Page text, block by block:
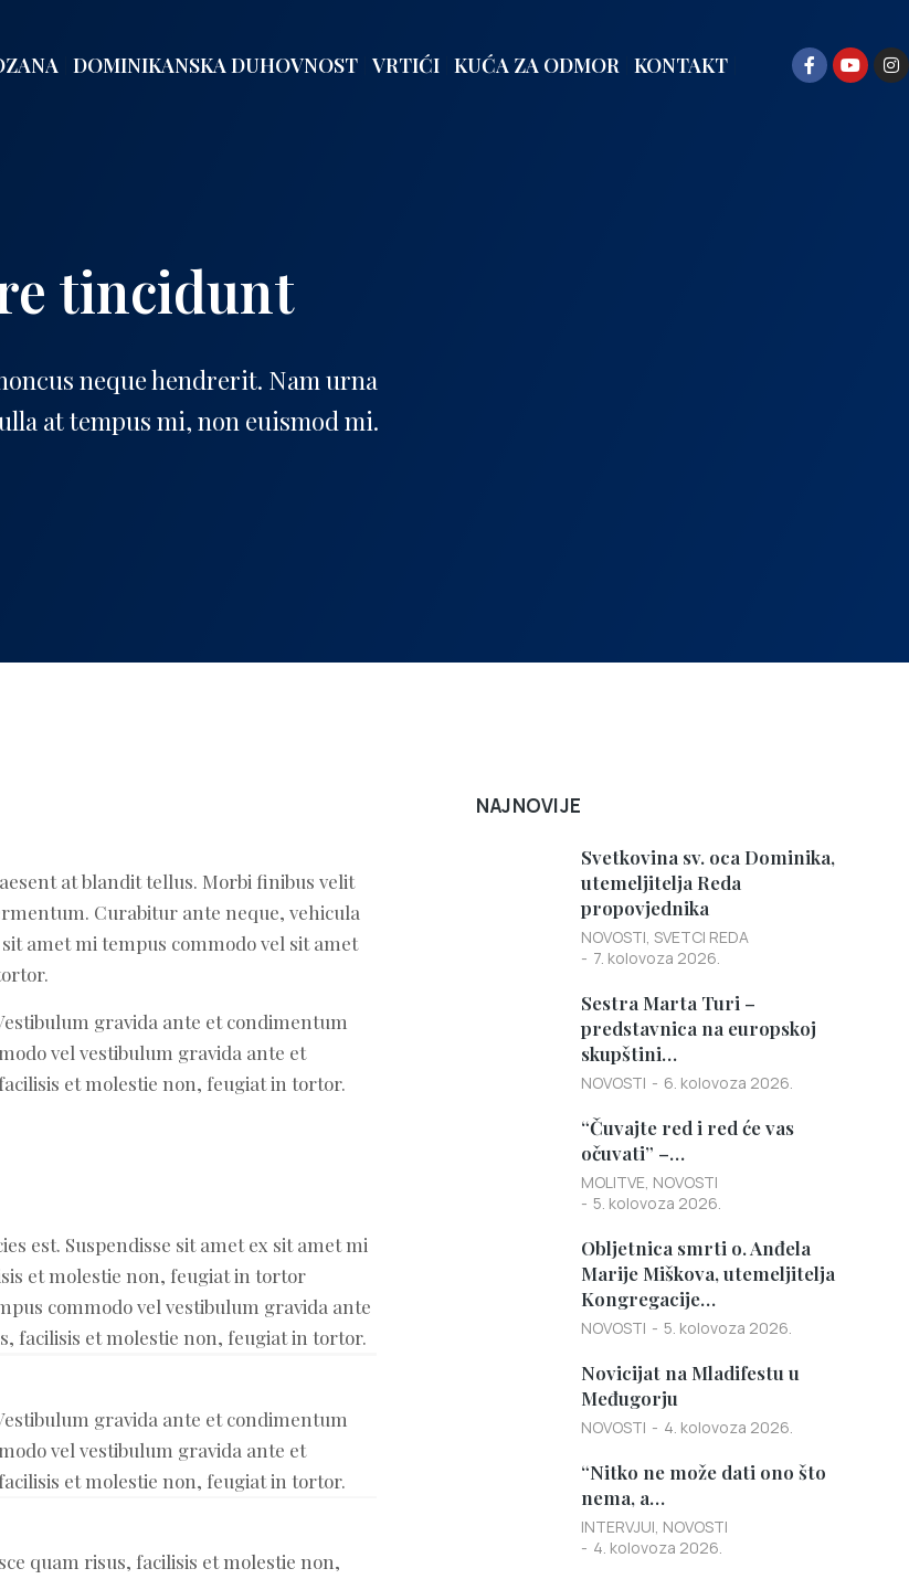
DOMINIKANSKA DUHOVNOST VRTIĆI KUĆA ZA ODMOR KONTAKT
tincidunt
neque hendrerit. Nam urna
at tempus mi, non euismod mi.
at blandit tellus. Morbi finibus velit
Curabitur ante neque, vehicula
amet mi tempus commodo vel sit amet
gravida ante et condimentum
vel vestibulum gravida ante et
et molestie non, feugiat in tortor.
est. Suspendisse sit amet ex sit amet mi
et molestie non, feugiat in tortor
commodo vel vestibulum gravida ante
facilisis et molestie non, feugiat in tortor.
gravida ante et condimentum
vel vestibulum gravida ante et
et molestie non, feugiat in tortor.
quam risus, facilisis et molestie non,
NAJNOVIJE
Svetkovina sv. oca Dominika,
utemeljitelja Reda
propovjednika
NOVOSTI, SVETCI REDA
7. kolovoza 2026.
Sestra Marta Turi –
predstavnica na europskoj
skupštini…
NOVOSTI 6. kolovoza 2026.
“Čuvajte red i red će vas
očuvati” –…
MOLITVE, NOVOSTI
5. kolovoza 2026.
Obljetnica smrti o. Anđela
Marije Miškova, utemeljitelja
Kongregacije…
NOVOSTI 5. kolovoza 2026.
Novicijat na Mladifestu u
Međugorju
NOVOSTI 4. kolovoza 2026.
“Nitko ne može dati ono što
nema, a…
INTERVJUI, NOVOSTI
4. kolovoza 2026.